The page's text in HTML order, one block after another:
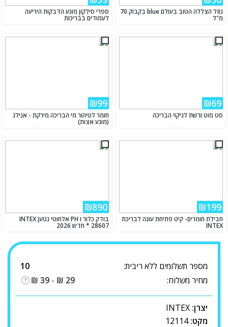
נוזל הצללה הטוב בעולם blue בקבוק 70
מ"ל
ספרי סילקון מונע הדבקות היריעה
לעמודים בבריכות
₪69
סט מוט ורשת לניקוי הבריכה
₪99
חומר לטיהור מי הבריכה מירקת - אנילג
(מונע אצות)
₪199
חבילת חומרים- קיט פתיחת עונה לבריכת
INTEX
₪890
בודק כלור ו PH אלחוטי נטען INTEX
28607 * חדש 2026
מספר תשלומים ללא ריבית:
10
מחיר משלוח:
₪ 29
-
₪ 39
יצרן: INTEX
מקט:12114